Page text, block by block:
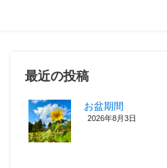
最近の投稿
お盆期間
2026年8月3日